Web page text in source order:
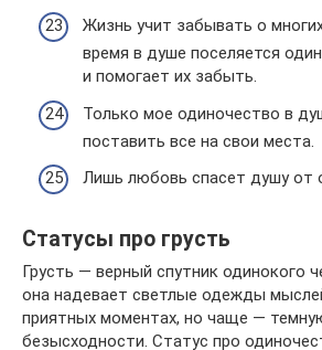
Жизнь учит забывать о
время в душе поселяется
и помогает их забыть.
Только мое одиночество в
поставить все на свои места.
Лишь любовь спасет душу от
Статусы про грусть
Грусть — верный спутник одинокого
она надевает светлые одежды
приятных моментах, но чаще —
безысходности. Статус про